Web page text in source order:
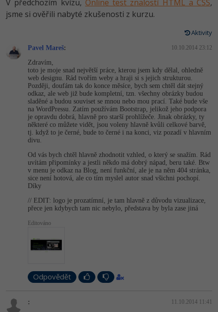
Copywriter
SEO specialista
Algoritmy -41%
Pro děti
Více
Fórum
Time management
Windows
Linux
Sítě
Kybernetická bezpečnost
Elektronický podpis
Fórum
Fórum
Příběhy absolventů
Kariéra
Pro firmy
V předchozím kvízu, Online test znalostí HTML a CSS,
jsme si ověřili nabyté zkušenosti z kurzu.
Aktivity
Pavel Mareš: 10.10.2014 23:12
Zdravím,
toto je moje snad největší práce, kterou jsem kdy dělal, ohledně
web designu. Rád tvořím weby a hraji si s jejich strukturou.
Později, doufám tak do konce měsíce, bych sem chtěl dát stejný
odkaz, ale web již bude kompletní, tzn. všechny obrázky budou
sladěné a budou souviset se mnou nebo mou prací. Také bude vše
na WordPressu. Zatím používám Bootstrap, jelikož jeho podpora
je opravdu dobrá, hlavně pro starší prohlížeče. Jinak obrázky, ty
některé co můžete vidět, jsou voleny hlavně kvůli celkové barvě,
tj. když to je černé, bude to černé i na konci, viz pozadí v hlavním
divu.
Od vás bych chtěl hlavně zhodnotit vzhled, o který se snažím. Rád
uvítám připomínky a jestli někdo má dobrý nápad, beru také. Btw
v menu je odkaz na Blog, není funkční, ale je na něm 404 stránka,
sice není hotová, ale co tím myslel autor snad všichni pochopí.
Díky
// EDIT: logo je prozatímní, je tam hlavně z důvodu vizualizace,
přece jen kdybych tam nic nebylo, představa by byla zase jiná
Editováno
Odpovědět
: 11.10.2014 11:41